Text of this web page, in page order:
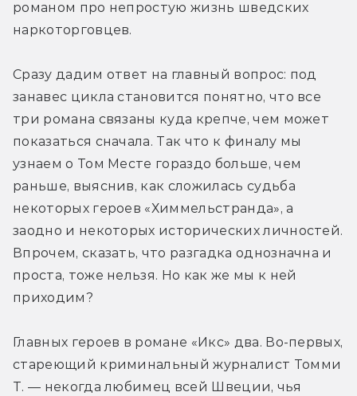
романом про непростую жизнь шведских
наркоторговцев.
Сразу дадим ответ на главный вопрос: под
занавес цикла становится понятно, что все
три романа связаны куда крепче, чем может
показаться сначала. Так что к финалу мы
узнаем о Том Месте гораздо больше, чем
раньше, выяснив, как сложилась судьба
некоторых героев «Химмельстранда», а
заодно и некоторых исторических личностей.
Впрочем, сказать, что разгадка однозначна и
проста, тоже нельзя. Но как же мы к ней
приходим?
Главных героев в романе «Икс» два. Во-первых,
стареющий криминальный журналист Томми
Т. — некогда любимец всей Швеции, чья